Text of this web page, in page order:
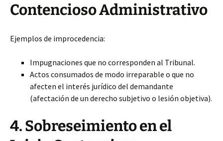
Contencioso Administrativo
Ejemplos de improcedencia:
Impugnaciones que no corresponden al Tribunal.
Actos consumados de modo irreparable o que no
afecten el interés jurídico del demandante
(afectación de un derecho subjetivo o lesión objetiva).
4. Sobreseimiento en el